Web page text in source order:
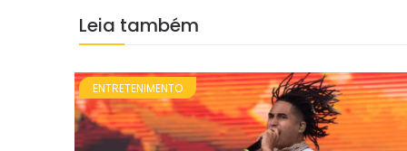
Leia também
ENTRETENIMENTO